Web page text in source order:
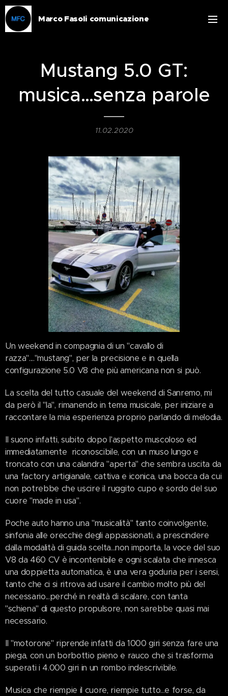
Marco Fasoli comunicazione
Mustang 5.0 GT:
musica…senza parole
11.02.2020
Un weekend in compagnia di un "cavallo di
razza"...."mustang", per la precisione e in quella
configurazione 5.0 V8 che più americana non si può.
La scelta del tutto casuale del weekend di Sanremo, mi
da però il "la", rimanendo in tema musicale, per iniziare a
raccontare la mia esperienza proprio parlando di melodia.
Il suono infatti, subito dopo l'aspetto muscoloso ed
immediatamente riconoscibile, con un muso lungo e
troncato con una calandra "aperta" che sembra uscita da
una factory artigianale, cattiva e iconica, una bocca da cui
non potrebbe che uscire il ruggito cupo e sordo del suo
cuore "made in usa".
Poche auto hanno una "musicalità" tanto coinvolgente,
sinfonia alle orecchie degli appassionati, a prescindere
dalla modalità di guida scelta...non importa, la voce del suo
V8 da 460 CV è incontenibile e ogni scalata che innesca
una doppietta automatica, è una vera goduria per i sensi,
tanto che ci si ritrova ad usare il cambio molto più del
necessario...perché in realtà di scalare, con tanta
"schiena" di questo propulsore, non sarebbe quasi mai
necessario.
Il "motorone" riprende infatti da 1000 giri senza fare una
piega, con un borbottio pieno e rauco che si trasforma
superati i 4.000 giri in un rombo indescrivibile.
Musica che riempie il cuore, riempie tutto...e forse, da